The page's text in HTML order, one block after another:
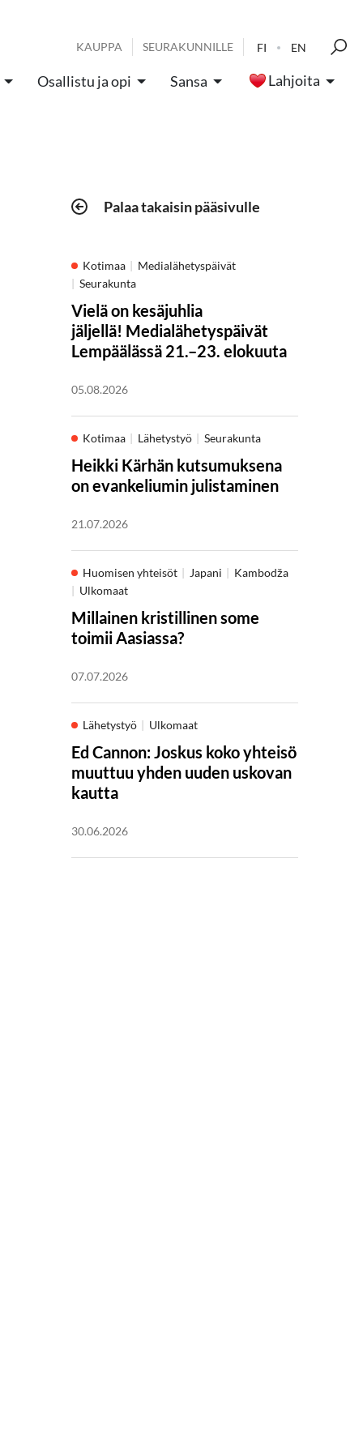
KAUPPA SEURAKUNNILLE FI EN
Osallistu ja opi Sansa Lahjoita
Palaa takaisin pääsivulle
Kotimaa
Medialähetyspäivät
Seurakunta
Vielä on kesäjuhlia
jäljellä! Medialähetyspäivät
Lempäälässä 21.–23. elokuuta
05.08.2026
Kotimaa Lähetystyö Seurakunta
Heikki Kärhän kutsumuksena
on evankeliumin julistaminen
21.07.2026
Huomisen yhteisöt Japani
Kambodža
Ulkomaat
Millainen kristillinen some
toimii Aasiassa?
07.07.2026
Lähetystyö Ulkomaat
Ed Cannon: Joskus koko yhteisö
muuttuu yhden uuden uskovan
kautta
30.06.2026